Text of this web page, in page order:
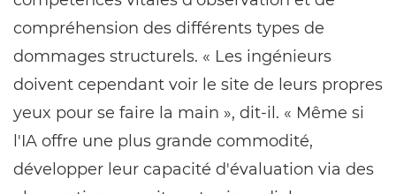
compréhension des différents types de
dommages structurels. « Les ingénieurs
doivent cependant voir le site de leurs propres
yeux pour se faire la main », dit-il. « Même si
l'IA offre une plus grande commodité,
développer leur capacité d'évaluation via des